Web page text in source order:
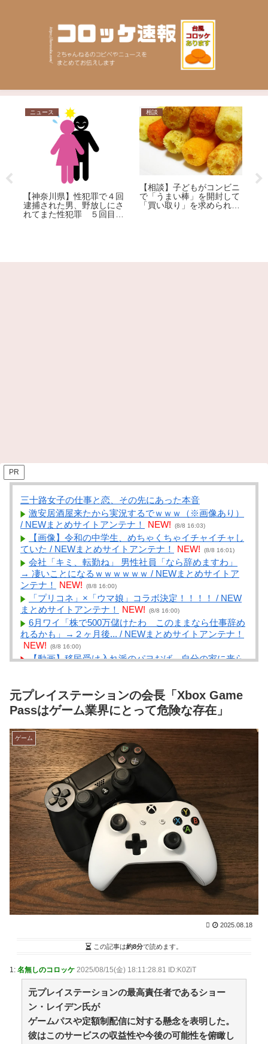
ニュース
【神奈川県】性犯罪で４回
逮捕された男、野放しにさ
れてまた性犯罪 ５回目の
相談
【相談】子どもがコンビニ
で「うまい棒」を開封して
「買い取り」を求められま
【
後
PR
三十路女子の仕事と恋、その先にあった本音
激安居酒屋来たから実況するでｗｗｗ（※画像あり）
/ NEWまとめサイトアンテナ！
NEW! (8/8 16:03)
【画像】令和の中学生、めちゃくちゃイチャイチャし
ていた / NEWまとめサイトアンテナ！
NEW! (8/8 16:01)
会社「キミ、転勤ね」 男性社員「なら辞めますわ」
→ 凄いことになるｗｗｗｗｗｗ / NEWまとめサイトア
ンテナ！
NEW! (8/8 16:00)
「プリコネ」×「ウマ娘」コラボ決定！！！！ / NEW
まとめサイトアンテナ！
NEW! (8/8 16:00)
6月ワイ「株で500万儲けたわ このままなら仕事辞め
れるかも」→２ヶ月後... / NEWまとめサイトアンテナ！
NEW!
(8/8 16:00)
【動画】移民受け入れ派のパヨおば、自分の家に来ら
15:27)
おっさんになってから始めるべき趣味Tier表作ったｗ
ｗｗ / まとめるZ NEW! (8/8 15:05)
新人ワイ「ボーナスが入ってまとまった金を人生で初
めて手に入れたンゴ！・・・せや！ｗ」 / まとめる
Z NEW! (8/8 15:05)
モンハン自衛隊 第１８５話 / まとめるZ
15:05)
【社会】「撃たれても撃っちゃイカン」警視庁OBが
明かす拳銃使用の葛藤…河内長野「2発で射殺」なぜ起
きた？ / まとめるZ NEW! (8/8 15:05)
うちの猫がなんか要求する時。２本足で立ち上がって
下僕の肩に両手をかけ・・・【再】 / まとめるZ
NEW!
(8/8 15:05)
【画像】障害持ち社長「金さえあれば男はいくらでも
モテるという事を証明してる」 / 2chまとめアンテナ！
NEW!
(8/8 14:29)
【画像】QカップJDさん、お〇ぱいデカ過ぎて制服が
パツパツになってしまう / 2chまとめアンテナ！
NEW!
藤 匠馬 / 2chまとめアンテナ！ NEW! (8/8 14:29)
2chまとめアンテナ！ NEW! (8/8 14:29)
ら信じられない言葉が飛び出した… 他 / 2chnaviヘッド
ライン
(12/24 07:00)
Powered by livedoor 相互RSS
元プレイステーションの会長「Xbox Game
Passはゲーム業界にとって危険な存在」
ゲーム
2025.08.18
この記事は約8分で読めます。
1: 名無しのコロッケ 2025/08/15(金) 18:11:28.81 ID:K0ZiT
元プレイステーションの最高責任者であるショー
ン・レイデン氏が
ゲームパスや定額制配信に対する懸念を表明した。
彼はこのサービスの収益性や今後の可能性を俯瞰し